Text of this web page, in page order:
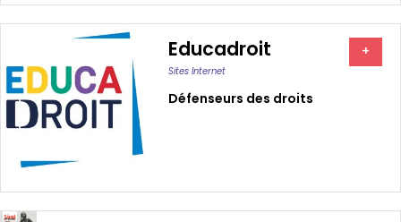
Educadroit
Sites Internet
Défenseurs des droits
+